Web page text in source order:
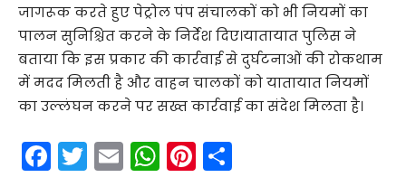
जागरूक करते हुए पेट्रोल पंप संचालकों को भी नियमों का
पालन सुनिश्चित करने के निर्देश दिए।यातायात पुलिस ने
बताया कि इस प्रकार की कार्रवाई से दुर्घटनाओं की रोकथाम
में मदद मिलती है और वाहन चालकों को यातायात नियमों
का उल्लंघन करने पर सख्त कार्रवाई का संदेश मिलता है।
Facebook
Twitter
EmailWhatsApp
Pinterest